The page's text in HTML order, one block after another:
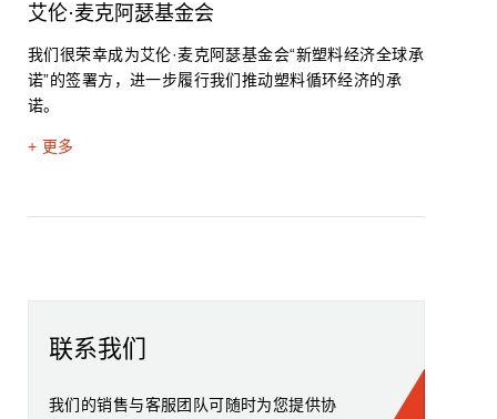
艾伦·麦克阿瑟基金会
我们很荣幸成为艾伦·麦克阿瑟基金会“新塑料经济全球承
诺”的签署方，进一步履行我们推动塑料循环经济的承
诺。
+ 更多
+ 更多
+ 更多
联系我们
我们的销售与客服团队可随时为您提供协